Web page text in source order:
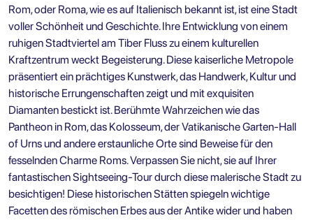
Rom, oder Roma, wie es auf Italienisch bekannt ist, ist eine Stadt
voller Schönheit und Geschichte. Ihre Entwicklung von einem
ruhigen Stadtviertel am Tiber Fluss zu einem kulturellen
Kraftzentrum weckt Begeisterung. Diese kaiserliche Metropole
präsentiert ein prächtiges Kunstwerk, das Handwerk, Kultur und
historische Errungenschaften zeigt und mit exquisiten
Diamanten bestickt ist. Berühmte Wahrzeichen wie das
Pantheon in Rom, das Kolosseum, der Vatikanische Garten-Hall
of Urns und andere erstaunliche Orte sind Beweise für den
fesselnden Charme Roms. Verpassen Sie nicht, sie auf Ihrer
fantastischen Sightseeing-Tour durch diese malerische Stadt zu
besichtigen! Diese historischen Stätten spiegeln wichtige
Facetten des römischen Erbes aus der Antike wider und haben